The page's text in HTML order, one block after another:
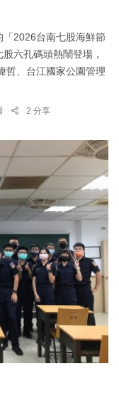
「2026台南七股海鮮節
六孔碼頭熱鬧登場，
哲、台江國家公園管理
2 分享